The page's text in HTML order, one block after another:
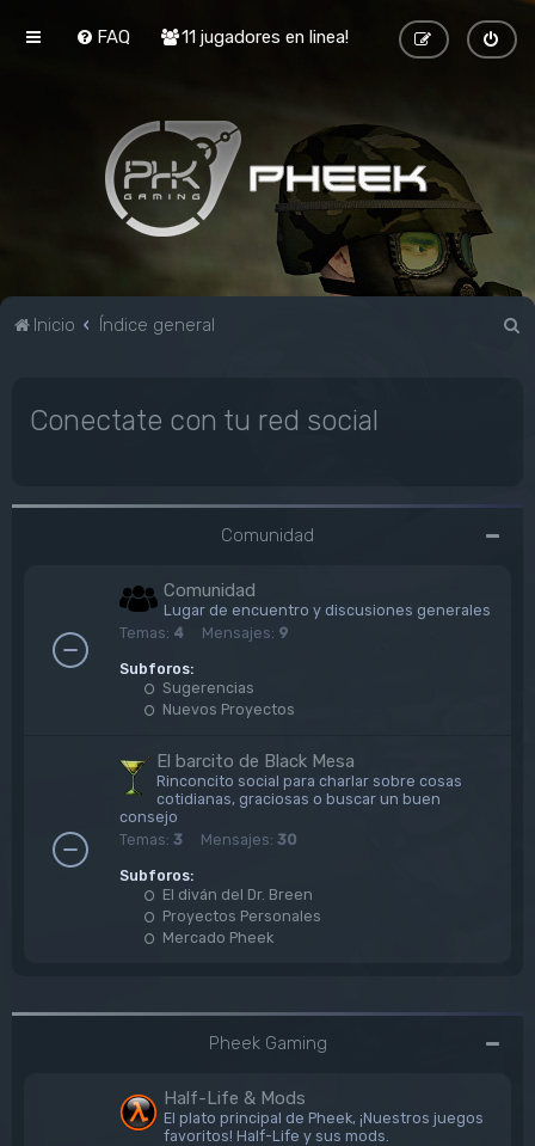
FAQ 11 jugadores en linea!
Inicio Índice general
Conectate con tu red social
Comunidad
Comunidad
Lugar de encuentro y discusiones generales
Temas: 4 Mensajes: 9
Subforos:
Sugerencias
Nuevos Proyectos
El barcito de Black Mesa
Rinconcito social para charlar sobre cosas
cotidianas, graciosas o buscar un buen
consejo
Temas: 3 Mensajes: 30
Subforos:
El diván del Dr. Breen
Proyectos Personales
Mercado Pheek
Pheek Gaming
Half-Life & Mods
El plato principal de Pheek, ¡Nuestros juegos
favoritos! Half-Life y sus mods.